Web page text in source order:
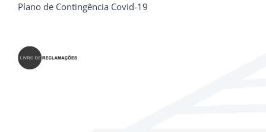
Plano de Contingência Covid-19